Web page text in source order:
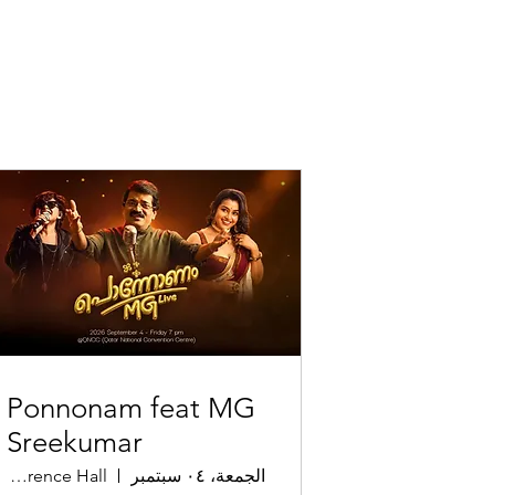
Ponnonam feat MG
Sreekumar
الجمعة، ٠٤ سبتمبر
Conference Hall